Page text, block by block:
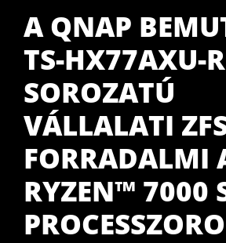
A QNAP
TS-HX77AXU-
SOROZATÚ
VÁLLALATI
FORRADALMI
RYZEN™ 7000